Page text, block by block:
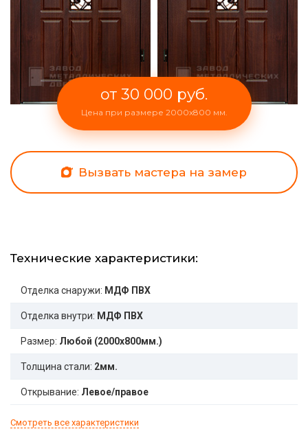
от 30 000 руб.
Цена при размере 2000x800 мм.
Вызвать мастера на замер
Технические характеристики:
Отделка снаружи: МДФ ПВХ
Отделка внутри: МДФ ПВХ
Размер: Любой (2000x800мм.)
Толщина стали: 2мм.
Открывание: Левое/правое
Смотреть все характеристики